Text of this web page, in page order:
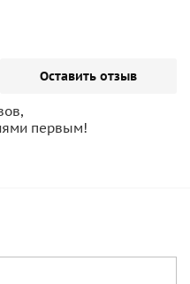
ранца посередине
к ранцу скатки
ремня, один из
для связывания
когда скатка должна
Оставить отзыв
первым!